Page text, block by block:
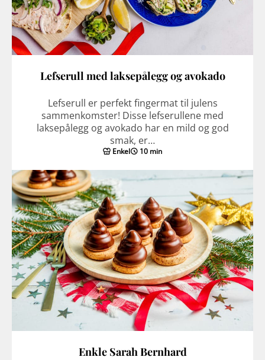
Lefserull med laksepålegg og avokado
Lefserull er perfekt fingermat til julens
sammenkomster! Disse lefserullene med
laksepålegg og avokado har en mild og god
smak, er…
Enkel 10 min
Enkle Sarah Bernhard